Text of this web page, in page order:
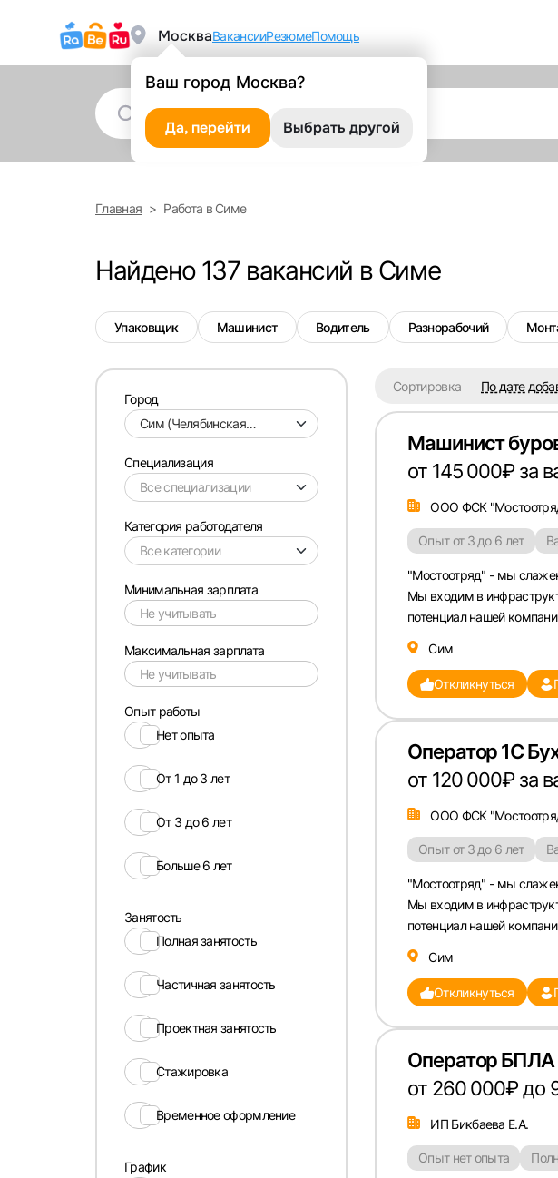
Москва
Ваш город Москва?
Да, перейти Выбрать другой
ВакансииРезюмеПомощь
Главная Работа в Симе
Найдено 137 вакансий в Симе
Упаковщик Машинист Водитель Разнорабочий
Город
Сим (Челябинская
область)
Специализация
Категория работодателя
Минимальная зарплата
Максимальная зарплата
Опыт работы
Нет опыта
От 1 до 3 лет
От 3 до 6 лет
Больше 6 лет
Занятость
Полная занятость
Частичная занятость
Проектная занятость
Стажировка
Временное оформление
График
Сортировка По дате
Машинист
от 145 000₽ за
ООО ФСК
Опыт от 3 до 6 лет
"Мостоотряд" - мы
Мы входим в
потенциал нашей
Сим
Откликнуться
Оператор 1С
от 120 000₽ за
ООО ФСК
Опыт от 3 до 6 лет
"Мостоотряд" - мы
Мы входим в
потенциал нашей
Сим
Откликнуться
Оператор БПЛА
от 260 000₽ до
ИП Бикбаева Е.А.
Опыт нет опыта